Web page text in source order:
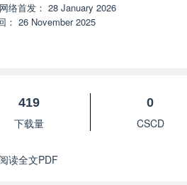
网络首发： 28 January 2026
： 26 November 2025
419
下载量
0
CSCD
阅读全文PDF